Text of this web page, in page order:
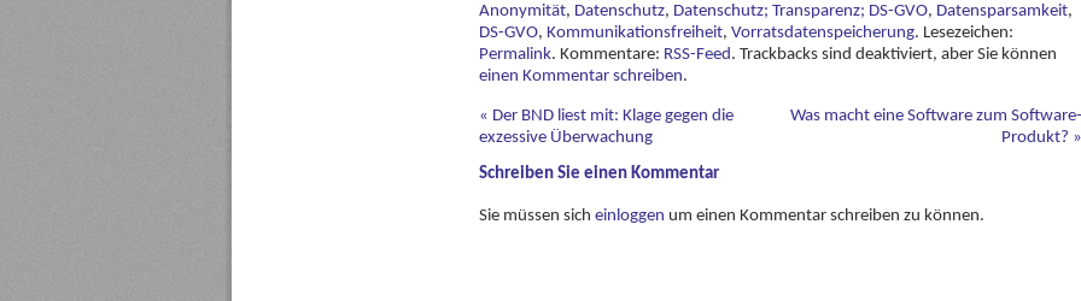
Anonymität, Datenschutz, Datenschutz; Transparenz; DS-GVO, Datensparsamkeit,
DS-GVO, Kommunikationsfreiheit, Vorratsdatenspeicherung. Lesezeichen:
Permalink. Kommentare: RSS-Feed. Trackbacks sind deaktiviert, aber Sie können
einen Kommentar schreiben.
« Der BND liest mit: Klage gegen die
exzessive Überwachung
Was macht eine Software zum Software-
Produkt? »
Schreiben Sie einen Kommentar
Sie müssen sich einloggen um einen Kommentar schreiben zu können.